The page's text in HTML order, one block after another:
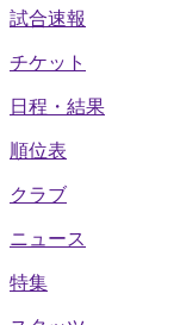
試合速報
チケット
日程・結果
順位表
クラブ
ニュース
特集